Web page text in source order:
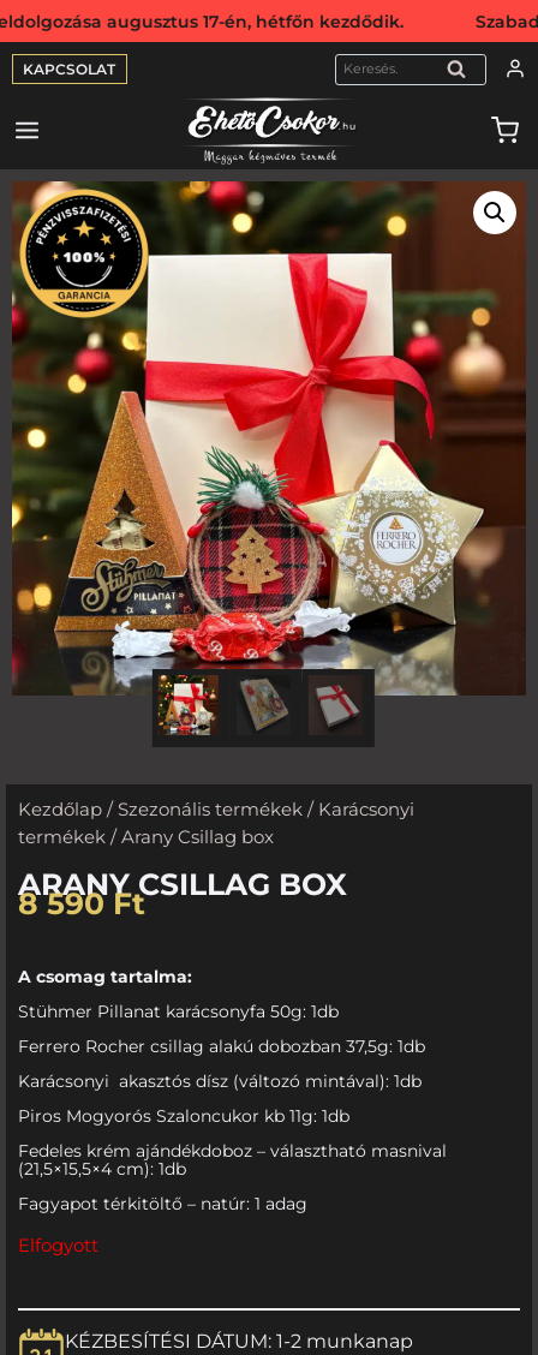
17-én, hétfőn kezdődik. Szabadság
KAPCSOLAT KERESÉS
Kezdőlap / Szezonális termékek / Karácsonyi
termékek / Arany Csillag box
ARANY CSILLAG BOX
8 590 Ft
A csomag tartalma:
Stühmer Pillanat karácsonyfa 50g: 1db
Ferrero Rocher csillag alakú dobozban 37,5g: 1db
Karácsonyi akasztós dísz (változó mintával): 1db
Piros Mogyorós Szaloncukor kb 11g: 1db
Fedeles krém ajándékdoboz – választható masnival
(21,5×15,5×4 cm): 1db
Fagyapot térkitöltő – natúr: 1 adag
Elfogyott
KÉZBESÍTÉSI DÁTUM: 1-2 munkanap